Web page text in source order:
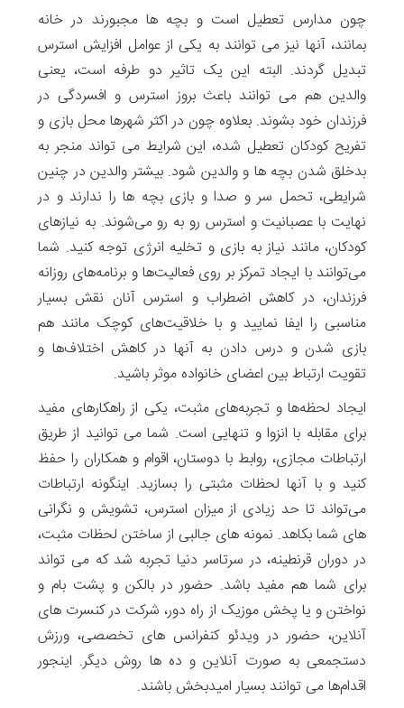
چون مدارس تعطیل است و بچه ها مجبورند در خانه
بمانند، آنها نیز می توانند به یکی از عوامل افزایش استرس
تبدیل گردند. البته این یک تاثیر دو طرفه است، یعنی
والدین هم می توانند باعث بروز استرس و افسردگی در
فرزندان خود بشوند. بعلاوه چون در اکثر شهرها محل بازی و
تفریح کودکان تعطیل شده، این شرایط می تواند منجر به
بدخلق شدن بچه ها و والدین شود. بیشتر والدین در چنین
شرایطی، تحمل سر و صدا و بازی بچه ها را ندارند و در
نهایت با عصبانیت و استرس رو به رو می‌شوند. به نیازهای
کودکان، مانند نیاز به بازی و تخلیه انرژی توجه کنید. شما
می‌توانند با ایجاد تمرکز بر روی فعالیت‌ها و برنامه‌های روزانه
فرزندان، در کاهش اضطراب و استرس آنان نقش بسیار
مناسبی را ایفا نمایید و با خلاقیت‌های کوچک مانند هم
بازی شدن و درس دادن به آنها در کاهش اختلاف‌ها و
تقویت ارتباط بین اعضای خانواده موثر باشید.
ایجاد لحظه‌ها و تجربه‌های مثبت، یکی از راهکارهای مفید
برای مقابله با انزوا و تنهایی است. شما می توانید از طریق
ارتباطات مجازی، روابط با دوستان، اقوام و همکاران را حفظ
کنید و با آنها لحظات مثبتی را بسازید. اینگونه ارتباطات
می‌تواند تا حد زیادی از میزان استرس، تشویش و نگرانی
های ‌شما بکاهد. نمونه های جالبی از ساختن لحظات مثبت،
در دوران قرنطینه، در سرتاسر دنیا تجربه شد که می تواند
برای شما هم مفید باشد. حضور در بالکن و پشت بام و
نواختن و یا پخش موزیک از راه دور، شرکت در کنسرت های
آنلاین، حضور در ویدئو کنفرانس های تخصصی، ورزش
دستجمعی به صورت آنلاین و ده ها روش دیگر. اینجور
اقدام‌ها می توانند بسیار امیدبخش باشند.